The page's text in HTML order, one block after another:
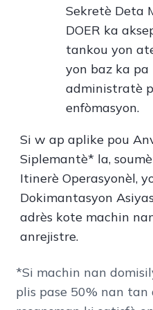
Sekretè Deta
DOER ka
tankou yon
yon baz ka
administratè
enfòmasyon.
Si w ap aplike pou
Siplemantè* la,
Itinerè Operasyonèl,
Dokimantasyon
adrès kote machin
anrejistre.
*Si machin nan
plis pase 50% nan